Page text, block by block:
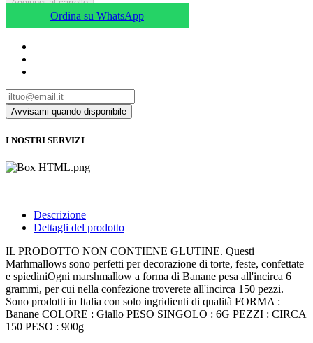
Aggiungi al carrello
Ordina su WhatsApp
I NOSTRI SERVIZI
Descrizione
Dettagli del prodotto
IL PRODOTTO NON CONTIENE GLUTINE. Questi
Marhmallows sono perfetti per decorazione di torte, feste, confettate
e spiediniOgni marshmallow a forma di Banane pesa all'incirca 6
grammi, per cui nella confezione troverete all'incirca 150 pezzi.
Sono prodotti in Italia con solo ingridienti di qualità FORMA :
Banane COLORE : Giallo PESO SINGOLO : 6G PEZZI : CIRCA
150 PESO : 900g